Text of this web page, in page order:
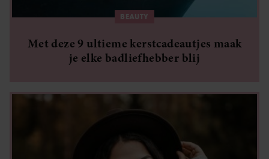
verzameld op basis van uw gebruik van hun services. U
gebruiken.
BEAUTY
Met deze 9 ultieme kerstcadeautjes maak
je elke badliefhebber blij